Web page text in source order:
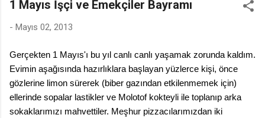
1 Mayıs İşçi ve Emekçiler Bayramı
- Mayıs 02, 2013
Gerçekten 1 Mayıs'ı bu yıl canlı canlı yaşamak zorunda kaldım.
Evimin aşağısında hazırlıklara başlayan yüzlerce kişi, önce
gözlerine limon sürerek (biber gazından etkilenmemek için)
ellerinde sopalar lastikler ve Molotof kokteyli ile toplanıp arka
sokaklarımızı mahvettiler. Meşhur pizzacılarımızdan iki